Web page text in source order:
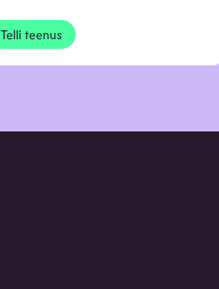
Telli teenus